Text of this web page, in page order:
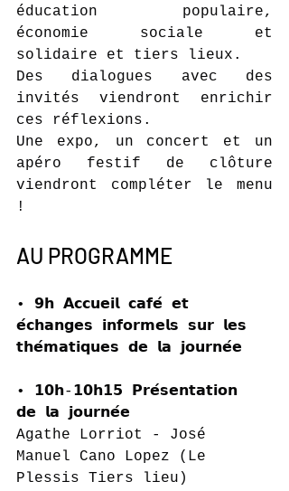
éducation populaire,
économie sociale et
solidaire et tiers lieux.
Des dialogues avec des
invités viendront enrichir
ces réflexions.
Une expo, un concert et un
apéro festif de clôture
viendront compléter le menu
!
AU PROGRAMME
• 𝟵𝗵 𝗔𝗰𝗰𝘂𝗲𝗶𝗹 𝗰𝗮𝗳𝗲́ 𝗲𝘁
𝗲́𝗰𝗵𝗮𝗻𝗴𝗲𝘀 𝗶𝗻𝗳𝗼𝗿𝗺𝗲𝗹𝘀 𝘀𝘂𝗿 𝗹𝗲𝘀
𝘁𝗵𝗲́𝗺𝗮𝘁𝗶𝗾𝘂𝗲𝘀 𝗱𝗲 𝗹𝗮 𝗷𝗼𝘂𝗿𝗻𝗲́𝗲
• 𝟭𝟬𝗵-𝟭𝟬𝗵𝟭𝟱 𝗣𝗿𝗲́𝘀𝗲𝗻𝘁𝗮𝘁𝗶𝗼𝗻
𝗱𝗲 𝗹𝗮 𝗷𝗼𝘂𝗿𝗻𝗲́𝗲
Agathe Lorriot - José
Manuel Cano Lopez (Le
Plessis Tiers lieu)